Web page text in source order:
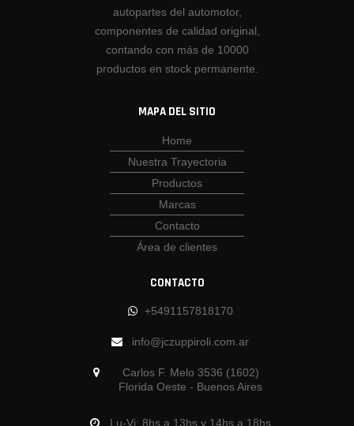
autopartes del automotor,
componentes de calidad original,
contando con más de 10000
productos en stock permanente.
MAPA DEL SITIO
Home
Nuestra Trayectoria
Productos
Marcas
Contacto
Área de clientes
CONTACTO
+5491157818170
info@jczuppiroli.com.ar
Carlos F. Melo 3536 (1602)
Florida Oeste - Buenos Aires
Lu-Vi: 8hs a 13hs y 14hs a 18hs